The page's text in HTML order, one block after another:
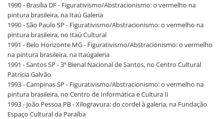
1990 - Brasília DF - Figurativismo/Abstracionismo: o vermelho na
pintura brasileira, na Itaú Galeria
1990 - São Paulo SP - Figurativismo/Abstracionismo: o vermelho na
pintura brasileira, no Itaú Cultural
1991 - Belo Horizonte MG - Figurativismo/Abstracionismo: o vermelho
na pintura brasileira, na Itaúgaleria
1991 - Santos SP - 3ª Bienal Nacional de Santos, no Centro Cultural
Patrícia Galvão
1993 - Campinas SP - Figurativismo/Abstracionismo: o vermelho na
pintura brasileira, no Centro de Informática e Cultura II
1993 - João Pessoa PB - Xilogravura: do cordel à galeria, na Fundação
Espaço Cultural da Paraíba